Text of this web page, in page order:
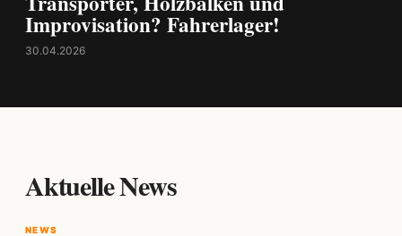
Improvisation? Fahrerlager!
30.04.2026
Aktuelle News
NEWS